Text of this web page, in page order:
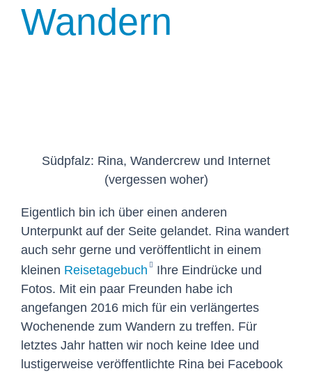
Wandern
Südpfalz: Rina, Wandercrew und Internet
(vergessen woher)
Eigentlich bin ich über einen anderen
Unterpunkt auf der Seite gelandet. Rina wandert
auch sehr gerne und veröffentlicht in einem
kleinen Reisetagebuch
Ihre Eindrücke und
Fotos. Mit ein paar Freunden habe ich
angefangen 2016 mich für ein verlängertes
Wochenende zum Wandern zu treffen. Für
letztes Jahr hatten wir noch keine Idee und
lustigerweise veröffentlichte Rina bei Facebook